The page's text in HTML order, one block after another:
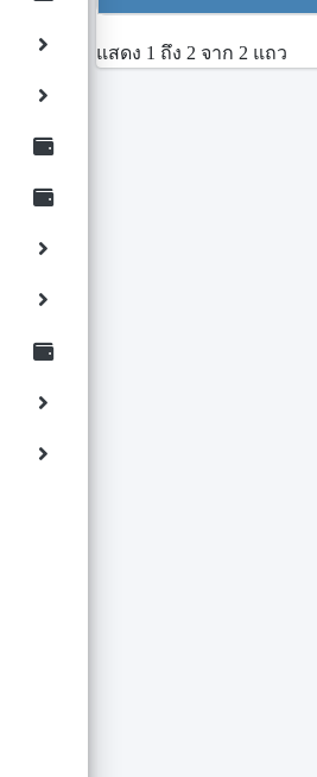
แสดง 1 ถึง 2 จาก 2 แถว